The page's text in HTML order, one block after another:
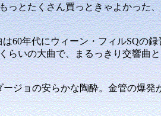
っとたくさん買っときゃよかった
60年代にウィーン・フィルSQの
らいの大曲で、まるっきり交響曲
ジョの安らかな陶酔。金管の爆発